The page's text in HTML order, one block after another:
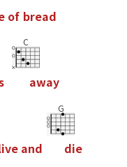
of bread
C
away
ive and
G
die